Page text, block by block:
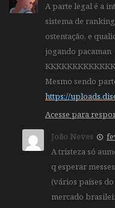
A parte legal é a
sistema de
ostentação, e
jogando pacaman
Mesmo sendo
https://
Acesse para
João Neves
A tristeza só
q esperar
(vários países
mercado